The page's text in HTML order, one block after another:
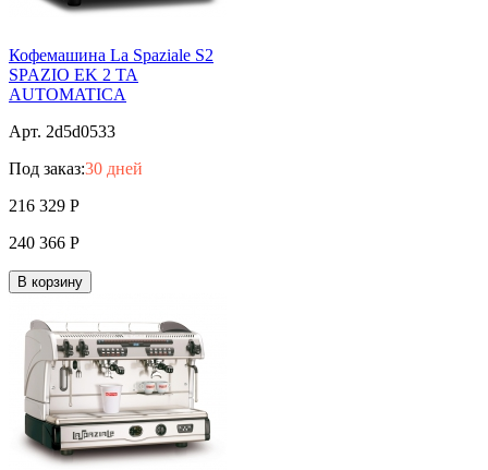
Кофемашина La Spaziale S2
SPAZIO ЕK 2 TA
AUTOMATICA
Арт. 2d5d0533
Под заказ:30 дней
216 329 Р
240 366 Р
В корзину